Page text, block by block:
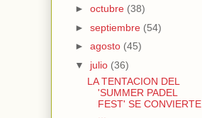
► octubre (38)
► septiembre (54)
► agosto (45)
▼ julio (36)
LA TENTACION DEL
'SUMMER PADEL
FEST' SE CONVIERTE